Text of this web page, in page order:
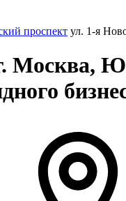
проспект ул. 1-я
Москва,